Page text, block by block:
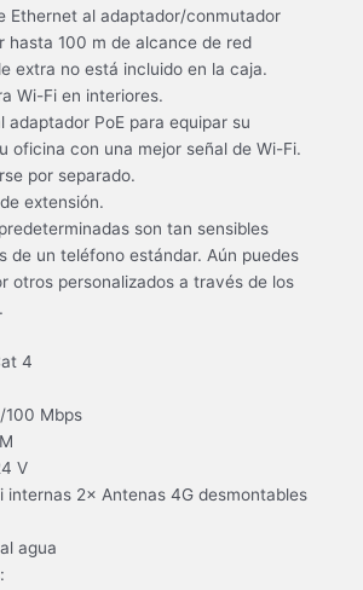
Ethernet al adaptador/conmutador
hasta 100 m de alcance de red
extra no está incluido en la caja.
Wi-Fi en interiores.
adaptador PoE para equipar su
oficina con una mejor señal de Wi-Fi.
por separado.
extensión.
son tan sensibles
de un teléfono estándar. Aún puedes
otros personalizados a través de los
4
100 Mbps
V
internas 2× Antenas 4G desmontables
agua